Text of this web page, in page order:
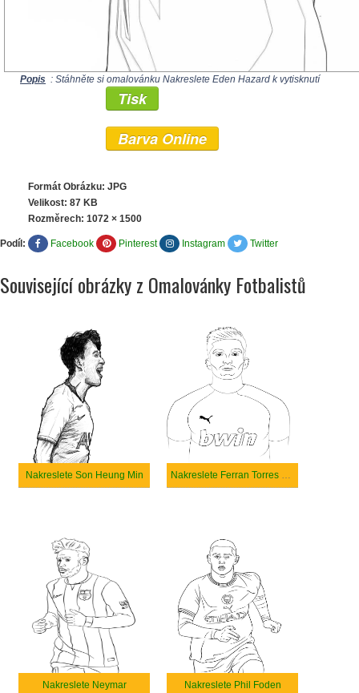
Popis : Stáhněte si omalovánku Nakreslete Eden Hazard k vytisknutí
Tisk
Barva Online
Formát Obrázku: JPG
Velikost: 87 KB
Rozměrech: 1072 × 1500
Podíl: Facebook Pinterest Instagram Twitter
Související obrázky z Omalovánky Fotbalistů
Nakreslete Son Heung Min Nakreslete Ferran Torres Garcia
Nakreslete Neymar Nakreslete Phil Foden